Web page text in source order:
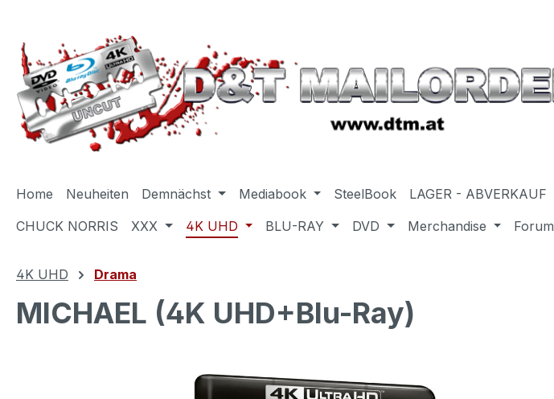
Home Neuheiten Demnächst Mediabook SteelBook LAGER - ABVERKAUF
CHUCK NORRIS
XXX 4K UHD BLU-RAY DVD Merchandise Forum
4K UHD Drama
MICHAEL (4K UHD+Blu-Ray)